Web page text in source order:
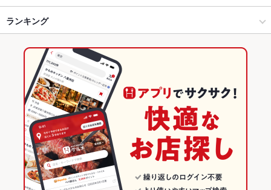
栄(ミナミ)/矢場町/大須/上前津 × 日本料理・懐石・割烹
栄駅 × 和食
栄駅 × 日本料理・懐石・割烹
居酒屋
栄(ミナミ)/矢場町/大須/上前津 × 居酒屋
栄(ミナミ)/矢場町/大須/上前津 × 和風
栄 × 日本料理・懐石・割烹
栄 × 居酒屋
栄 × 和風
愛知 × 和食
愛知 × 日本料理・懐石・割烹
愛知 × 居酒屋
栄町駅
矢場町駅
茶碗蒸し
ランキング
愛知のグルメランキング
愛知の和食ランキング
愛知の日本料理・懐石・割烹ランキング
栄(ミナミ)/矢場町/大須/上前津のグルメランキング
栄(ミナミ)/矢場町/大須/上前津の和食ランキング
栄(ミナミ)/矢場町/大須/上前津の日本料理・懐石・割烹ランキング